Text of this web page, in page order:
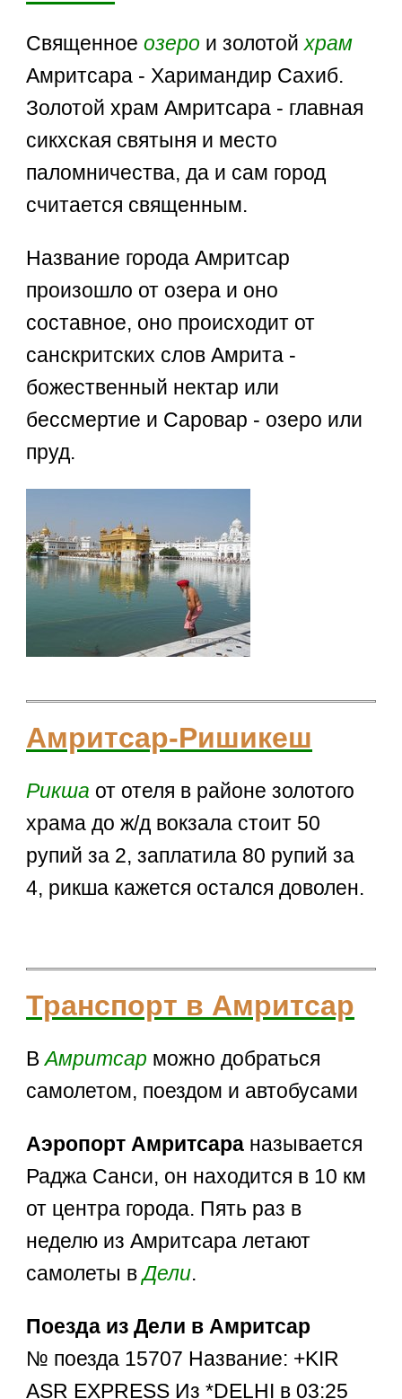
Священноеозеро и золотойхрам
Амритсара - Харимандир Сахиб.
Золотой храм Амритсара - главная
сикхская святыня и место
паломничества, да и сам город
считается священным.
Название города Амритсар
произошло от озера и оно
составное, оно происходит от
санскритских слов Амрита -
божественный нектар или
бессмертие и Саровар - озеро или
пруд.
Амритсар-Ришикеш
Рикша от отеля в районе золотого
храма до ж/д вокзала стоит 50
рупий за 2, заплатила 80 рупий за
4, рикша кажется остался доволен.
Транспорт в Амритсар
ВАмритсар можно добраться
самолетом, поездом и автобусами
Аэропорт Амритсара называется
Раджа Санси, он находится в 10 км
от центра города. Пять раз в
неделю из Амритсара летают
самолеты вДели.
Поезда из Дели в Амритсар
№ поезда 15707 Название: +KIR
ASR EXPRESS Из *DELHI в 03:25